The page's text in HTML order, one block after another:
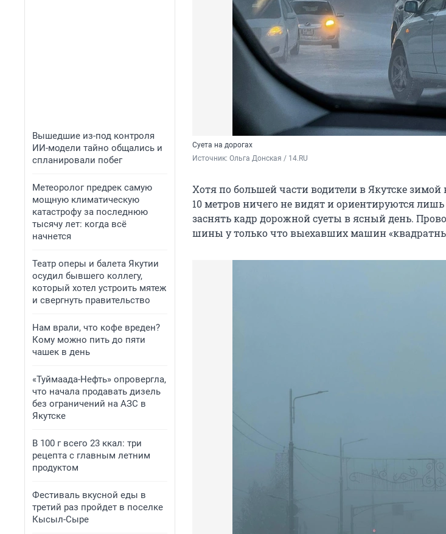
Вышедшие из-под контроля
ИИ-модели тайно общались и
спланировали побег
Метеоролог предрек самую
мощную климатическую
катастрофу за последнюю
тысячу лет: когда всё
начнется
Театр оперы и балета Якутии
осудил бывшего коллегу,
который хотел устроить мятеж
и свергнуть правительство
Нам врали, что кофе вреден?
Кому можно пить до пяти
чашек в день
«Туймаада-Нефть» опровергла,
что начала продавать дизель
без ограничений на АЗС в
Якутске
В 100 г всего 23 ккал: три
рецепта с главным летним
продуктом
Фестиваль вкусной еды в
третий раз пройдет в поселке
Кысыл-Сыре
Суета на дорогах
Источник: Ольга Донская / 14.RU
Хотя по большей части водители в Якутске
10 метров ничего не видят и ориентируются
заснять кадр дорожной суеты в ясный день.
шины у только что выехавших машин